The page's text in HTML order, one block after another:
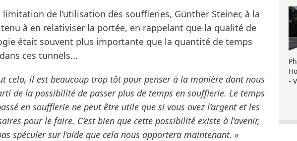
de l’utilisation des souffleries, Günther Steiner, à la
tenu à en relativiser la portée, en rappelant que la qualité de
était souvent plus importante que la quantité de temps
ces tunnels...
cela, il est beaucoup trop tôt pour penser à la manière dont nous
de la possibilité de passer plus de temps en soufflerie. Le temps
en soufflerie ne peut être utile que si vous avez l’argent et les
pour le faire. C’est bien que cette possibilité existe à l’avenir,
spéculer sur l’aide que cela nous apportera maintenant. »
-